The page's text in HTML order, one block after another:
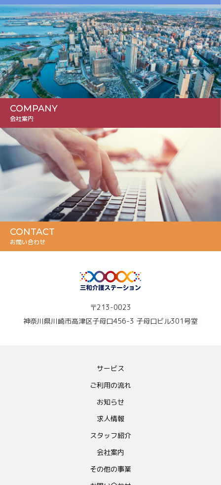
COMPANY
会社案内
CONTACT
お問い合わせ
〒213-0023
神奈川県川崎市高津区子母口456-3 子母口ビル301号室
サービス
ご利用の流れ
お知らせ
求人情報
スタッフ紹介
会社案内
その他の事業